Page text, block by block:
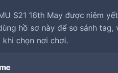
S21 16th May được niêm
hồ sơ này để so sánh
khi chọn nơi chơi.